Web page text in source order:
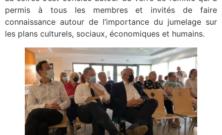
permis à tous les membres et invités de faire
connaissance autour de l’importance du jumelage sur
les plans culturels, sociaux, économiques et humains.